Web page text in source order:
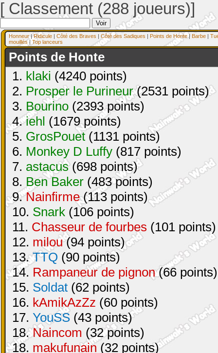
[ Classement (288 joueurs)]
Honneur|Ridicule | Côté des Braves | Côté des Sadiques | Points de Honte| Barbe |
mouillés| Top lanceurs
Points de Honte
1. klaki (4240 points)
2. Prosper le Purineur(2531 points)
3. Bourino (2393 points)
4.iehl (1679 points)
5. GrosPouet (1131 points)
6. Monkey D Luffy (817 points)
7. astacus(698 points)
8. Ben Baker (483 points)
9.Nainfirme(113 points)
10. Snark (106 points)
11. Chasseur de fourbes (101 points)
12. milou(94 points)
13.TTQ (90 points)
14. Rampaneur de pignon(66 points)
15. Soldat (62 points)
16. kAmikAzZz (60 points)
17. YouSS (43 points)
18.Naincom (32 points)
18. makufunain (32 points)